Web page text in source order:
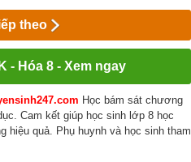
theo
- Hóa 8 - Xem ngay
Học bám sát chương
Cam kết giúp học sinh lớp 8 học
hiệu quả. Phụ huynh và học sinh tham